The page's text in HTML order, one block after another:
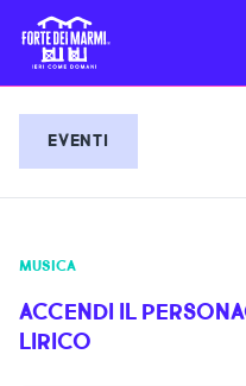
EVENTI
NOTIZIE
OSPITALITÀ
EVENTI
MUSICA
ACCENDI IL
LIRICO